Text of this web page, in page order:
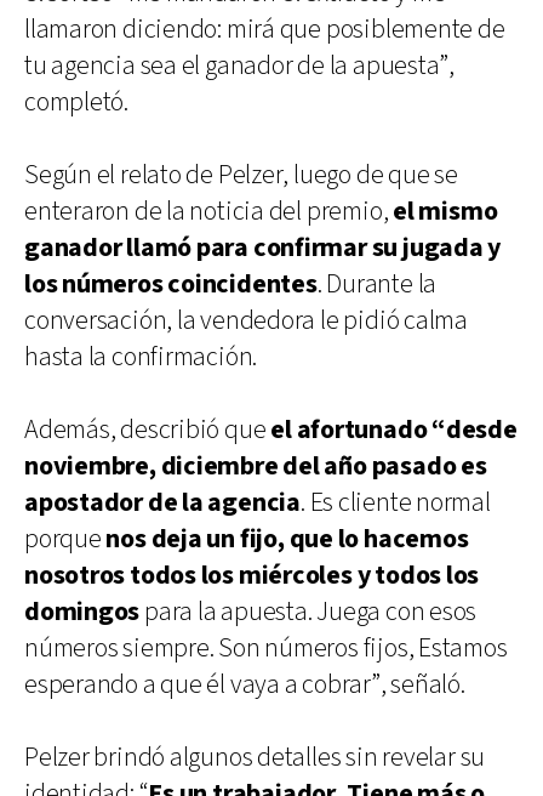
llamaron diciendo: mirá que posiblemente de
tu agencia sea el ganador de la apuesta”,
completó.
Según el relato de Pelzer, luego de que se
enteraron de la noticia del premio,el mismo
ganador llamó para confirmar su jugada y
los números coincidentes. Durante la
conversación, la vendedora le pidió calma
hasta la confirmación.
Además, describió queel afortunado “desde
noviembre, diciembre del año pasado es
apostador de la agencia. Es cliente normal
porquenos deja un fijo, que lo hacemos
nosotros todos los miércoles y todos los
domingospara la apuesta. Juega con esos
números siempre. Son números fijos, Estamos
esperando a que él vaya a cobrar”, señaló.
Pelzer brindó algunos detalles sin revelar su